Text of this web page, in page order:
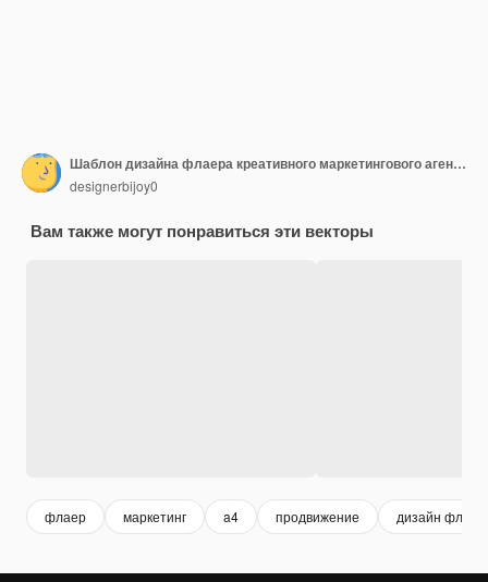
Шаблон дизайна флаера креативного маркетингового агентства
designerbijoy0
Вам также могут понравиться эти векторы
флаер маркетинг a4 продвижение дизайн